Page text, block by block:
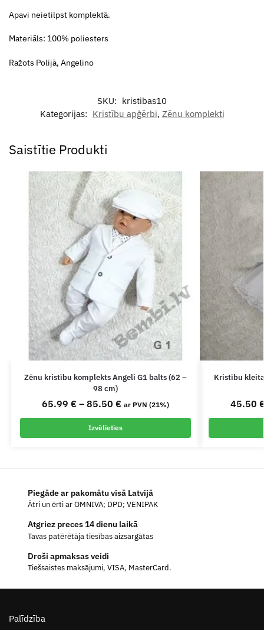
Apavi neietilpst komplektā.
Materiāls: 100% poliesters
Ražots Polijā, Angelino
SKU: kristibas10
Kategorijas: Kristību apģērbi, Zēnu komplekti
Saistītie Produkti
Zēnu kristību komplekts Angeli G1 balts (62 –
98 cm)
65.99 € – 85.50 € ar PVN (21%)
Izvēlieties
Kristību
45.50
Piegāde ar pakomātu visā Latvijā
Ātri un ērti ar OMNIVA; DPD; VENIPAK
Atgriez preces 14 dienu laikā
Tavas patērētāja tiesības aizsargātas
Droši apmaksas veidi
Tiešsaistes maksājumi, VISA, MasterCard.
Palīdzība